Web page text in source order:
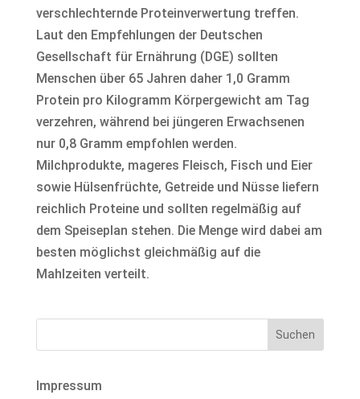
verschlechternde Proteinverwertung treffen.
Laut den Empfehlungen der Deutschen
Gesellschaft für Ernährung (DGE) sollten
Menschen über 65 Jahren daher 1,0 Gramm
Protein pro Kilogramm Körpergewicht am Tag
verzehren, während bei jüngeren Erwachsenen
nur 0,8 Gramm empfohlen werden.
Milchprodukte, mageres Fleisch, Fisch und Eier
sowie Hülsenfrüchte, Getreide und Nüsse liefern
reichlich Proteine und sollten regelmäßig auf
dem Speiseplan stehen. Die Menge wird dabei am
besten möglichst gleichmäßig auf die
Mahlzeiten verteilt.
Impressum